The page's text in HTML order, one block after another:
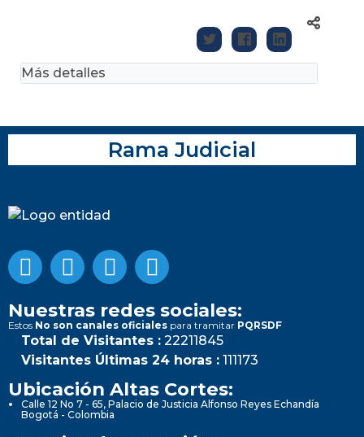
Más detalles
Rama Judicial
Nuestras redes sociales:
Estos No son canales oficiales para tramitar PQRSDF
Total de Visitantes : 22211845
Visitantes Últimas 24 horas : 111173
Ubicación Altas Cortes:
Calle 12 No 7 - 65, Palacio de Justicia Alfonso Reyes Echandía
Bogotá - Colombia